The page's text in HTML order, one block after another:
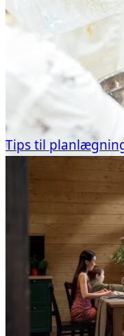
Tips til